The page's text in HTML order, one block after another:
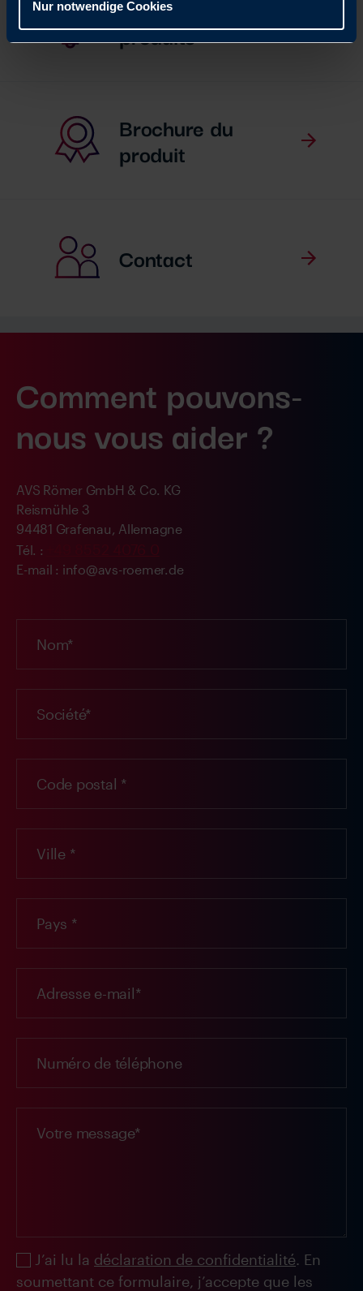
Nur notwendige CookiesCatalogue de
produits
Brochure du
produit
Contact
Comment pouvons-
nous vous aider ?
AVS Römer GmbH & Co. KG
Reismühle 3
94481 Grafenau, Allemagne
Tél. :
E-mail : info@avs-roemer.de
J’ai lu la déclaration de confidentialité. En
soumettant ce formulaire, j’accepte que les